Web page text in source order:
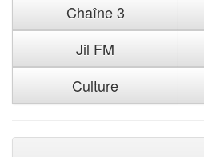
Chaîne 3
Jil FM
Culture